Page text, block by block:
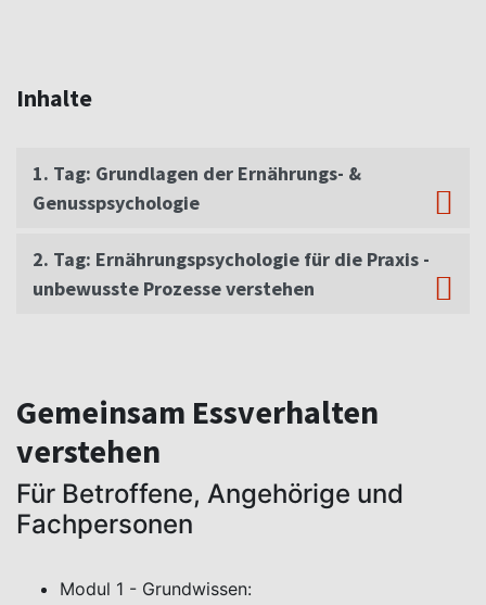
Inhalte
1. Tag: Grundlagen der Ernährungs- &
Genusspsychologie
2. Tag: Ernährungspsychologie für die Praxis -
unbewusste Prozesse verstehen
Gemeinsam Essverhalten
verstehen
Für Betroffene, Angehörige und
Fachpersonen
Modul 1 - Grundwissen: